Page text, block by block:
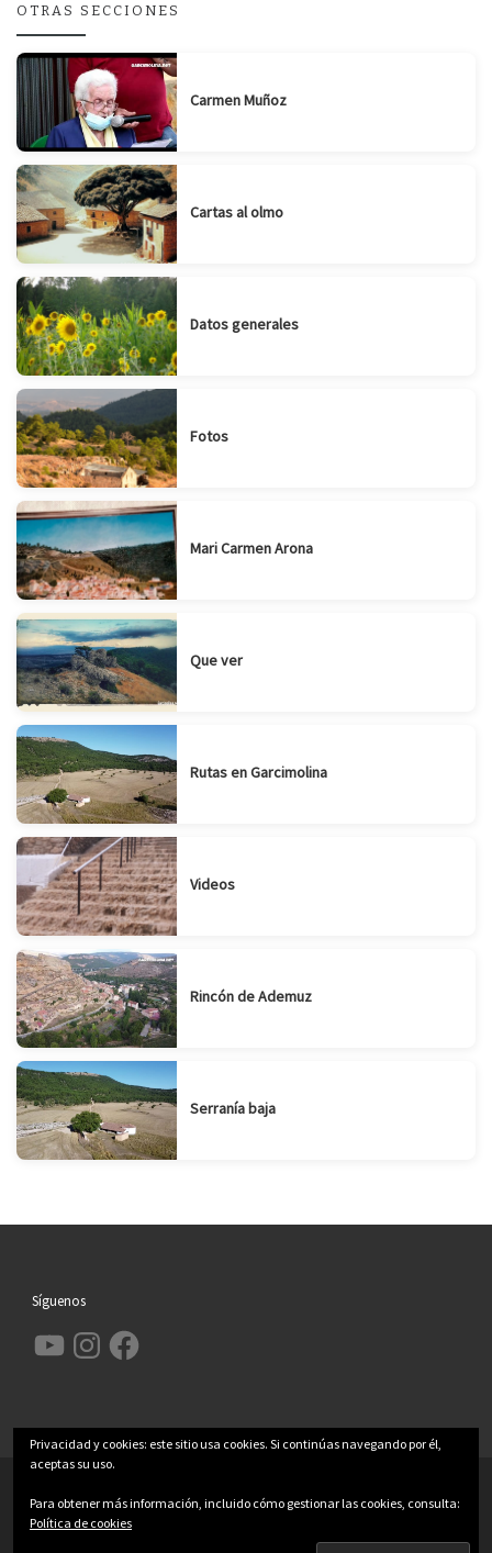
OTRAS SECCIONES
Carmen Muñoz
Cartas al olmo
Datos generales
Fotos
Mari Carmen Arona
Que ver
Rutas en Garcimolina
Videos
Rincón de Ademuz
Serranía baja
Síguenos
YouTube InstagramFacebook
Funciona con
Privacidad y cookies: este sitio usa cookies. Si continúas navegando por él,
aceptas su uso.
Para obtener más información, incluido cómo gestionar las cookies, consulta:
Política de cookies